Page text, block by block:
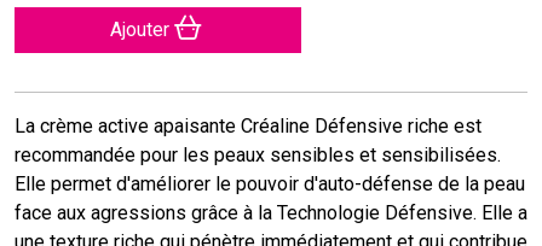
Ajouter
La crème active apaisante Créaline Défensive riche est
recommandée pour les peaux sensibles et sensibilisées.
Elle permet d'améliorer le pouvoir d'auto-défense de la peau
face aux agressions grâce à la Technologie Défensive. Elle a